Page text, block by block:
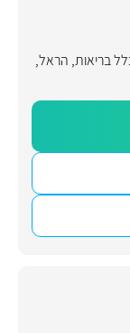
בריאות, הראל,